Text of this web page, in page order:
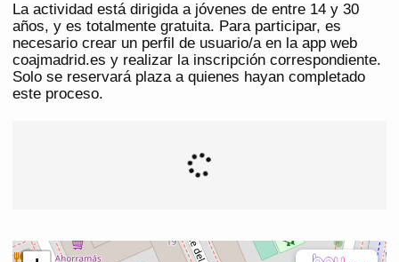
La actividad está dirigida a jóvenes de entre 14 y 30
años, y es totalmente gratuita. Para participar, es
necesario crear un perfil de usuario/a en la app web
coajmadrid.es y realizar la inscripción correspondiente.
Solo se reservará plaza a quienes hayan completado
este proceso.